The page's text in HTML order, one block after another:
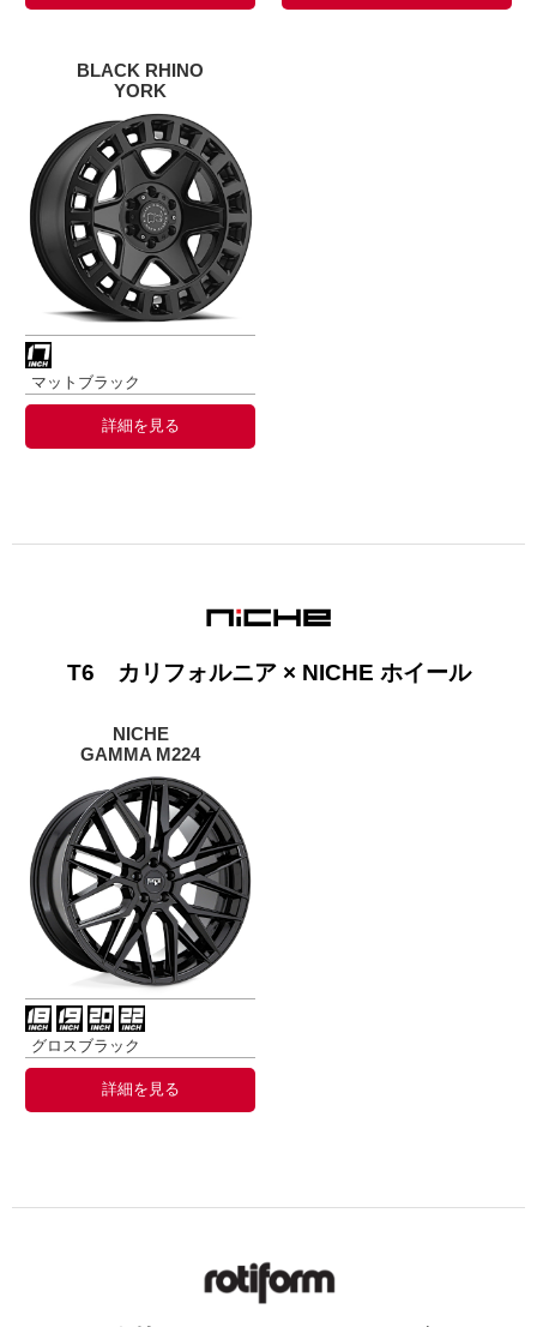
BLACK RHINO
YORK
マットブラック
詳細を見る
T6 カリフォルニア × NICHE ホイール
NICHE
GAMMA M224
グロスブラック
詳細を見る